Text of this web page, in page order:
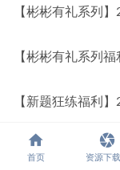
【彬彬有礼系列
【彬彬有礼系列
【新题狂练福利
【佳彬心选 潜力
首页 资源下